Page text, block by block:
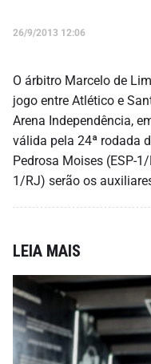
26/9/2013 12:06
O árbitro Marcelo de
jogo entre Atlético e
Arena Independência,
válida pela 24ª rodada
Pedrosa Moises (ESP-
1/RJ) serão os
LEIA MAIS